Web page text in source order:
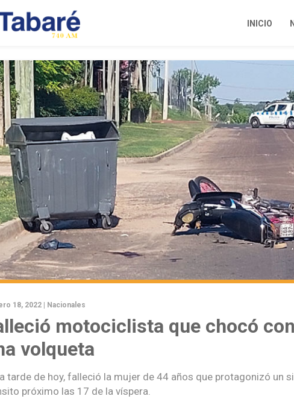
INICIO
18, 2022 | Nacionales
motociclista que chocó
volqueta
tarde de hoy, falleció la mujer de 44 años que protagonizó un
próximo las 17 de la víspera.